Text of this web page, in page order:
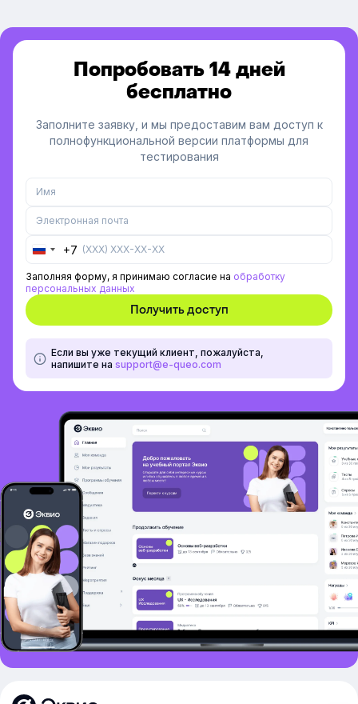
Попробовать 14 дней
бесплатно
Заполните заявку, и мы предоставим вам доступ к
полнофункциональной версии платформы для
тестирования
Russia
+7
Заполняя форму, я принимаю согласие на обработку
персональных данных
Если вы уже текущий клиент, пожалуйста,
напишите на support@e-queo.com